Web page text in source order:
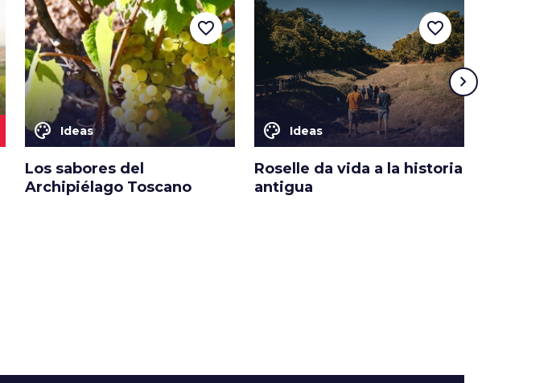
color_lens Ideas
Los sabores del
Archipiélago Toscano
favorite_border
color_lens Ideas
Roselle da vida a la historia
antigua
favorite_border
chevron_right